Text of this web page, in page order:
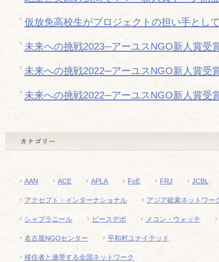
仮放免高校生がプロジェクトの担い手とし
未来への挑戦2023─アーユスNGO新人賞受
未来への挑戦2022─アーユスNGO新人賞受
未来への挑戦2022─アーユスNGO新人賞受
AAN ACE APLA FoE FRJ JCBL
アクセプト・インターナショナル アジア砒素ネットワー
シャプラニール ピースデポ メコン・ウォッチ
名古屋NGOセンター 平和村ユナイテッド
移住者と連帯する全国ネットワーク